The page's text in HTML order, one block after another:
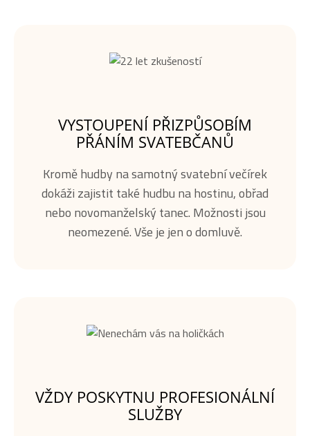
VYSTOUPENÍ PŘIZPŮSOBÍM
PŘÁNÍM SVATEBČANŮ
Kromě hudby na samotný svatební večírek
dokáži zajistit také hudbu na hostinu, obřad
nebo novomanželský tanec. Možnosti jsou
neomezené. Vše je jen o domluvě.
VŽDY POSKYTNU PROFESIONÁLNÍ
SLUŽBY